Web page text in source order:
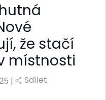
že stačí
místnosti
| Sdílet